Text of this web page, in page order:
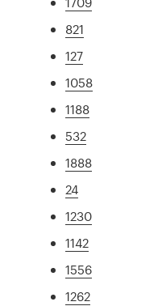
821
127
1058
1188
532
1888
24
1230
1142
1556
1262